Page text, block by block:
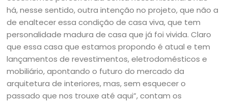
há, nesse sentido, outra intenção no projeto, que não a
de enaltecer essa condição de casa viva, que tem
personalidade madura de casa que já foi vivida. Claro
que essa casa que estamos propondo é atual e tem
lançamentos de revestimentos, eletrodomésticos e
mobiliário, apontando o futuro do mercado da
arquitetura de interiores, mas, sem esquecer o
passado que nos trouxe até aqui”, contam os